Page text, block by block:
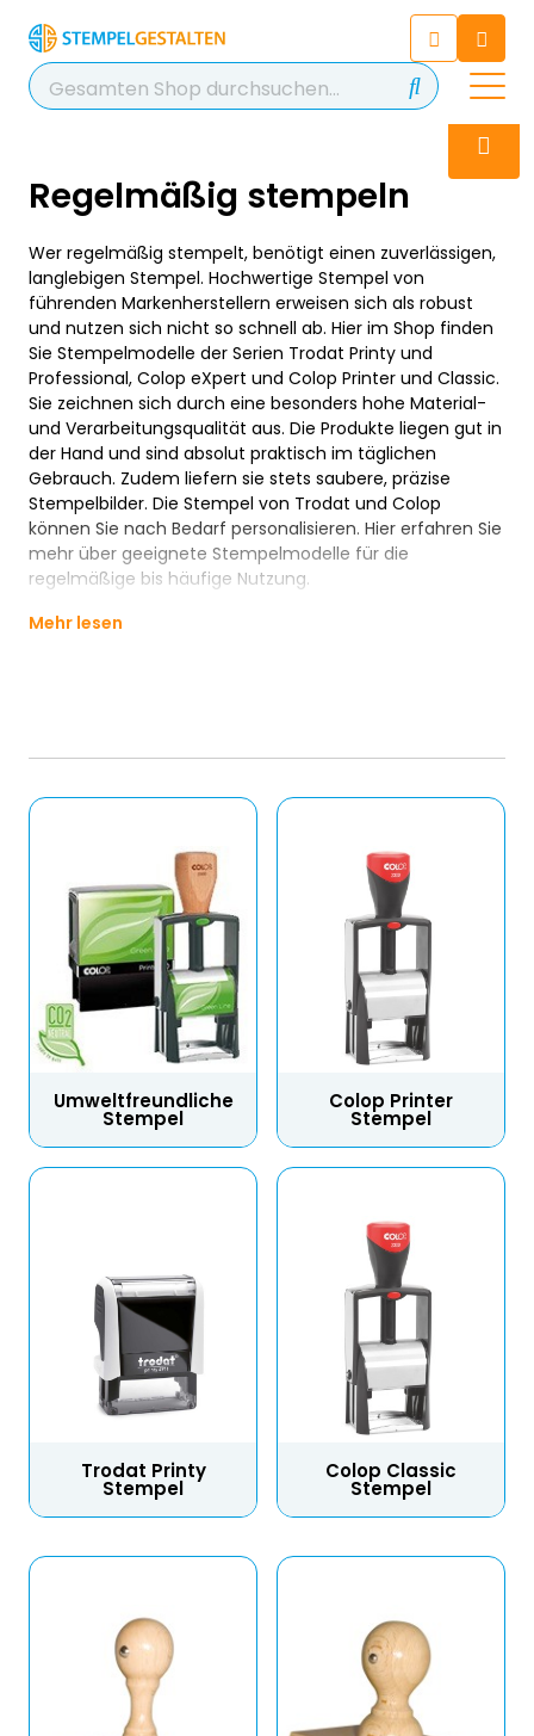
Chatten Sie 24/7 mit unserem
hilfreichen Chatbot
Kontakt
Regelmäßig stempeln
Wer regelmäßig stempelt, benötigt einen zuverlässigen,
langlebigen Stempel. Hochwertige Stempel von
führenden Markenherstellern erweisen sich als robust
und nutzen sich nicht so schnell ab. Hier im Shop finden
Sie Stempelmodelle der Serien Trodat Printy und
Professional, Colop eXpert und Colop Printer und Classic.
Sie zeichnen sich durch eine besonders hohe Material-
und Verarbeitungsqualität aus. Die Produkte liegen gut in
der Hand und sind absolut praktisch im täglichen
Gebrauch. Zudem liefern sie stets saubere, präzise
Stempelbilder. Die Stempel von Trodat und Colop
können Sie nach Bedarf personalisieren. Hier erfahren Sie
mehr über geeignete Stempelmodelle für die
regelmäßige bis häufige Nutzung.
Mehr lesen
Umweltfreundliche
Stempel
Colop Printer
Stempel
Trodat Printy
Stempel
Colop Classic
Stempel